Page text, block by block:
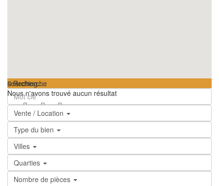
searching...
Nous n'avons trouvé aucun résultat
Recherche
Vente / Location
Type du bien
Villes
Quarties
Nombre de pièces